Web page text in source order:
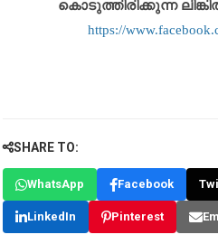
കൊടുത്തിരിക്കുന്ന
https://
SHARE TO:
WhatsApp Facebook
LinkedIn Pinterest